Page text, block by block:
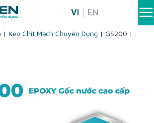
VI EN
| Keo Chít Mạch Chuyên Dụng | GS200 |